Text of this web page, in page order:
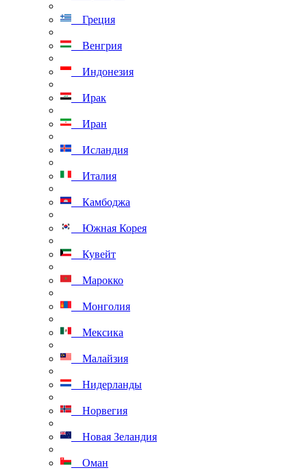
Греция
Венгрия
Индонезия
Ирак
Иран
Исландия
Италия
Камбоджа
Южная Корея
Кувейт
Марокко
Монголия
Мексика
Малайзия
Нидерланды
Норвегия
Новая Зеландия
Оман